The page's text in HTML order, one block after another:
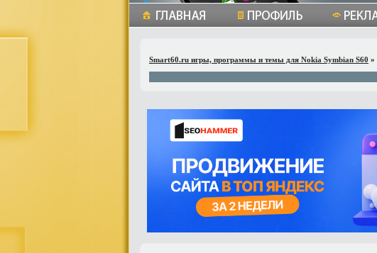
Smart60.ru игры, программы и темы для Nokia Symbian S60 »